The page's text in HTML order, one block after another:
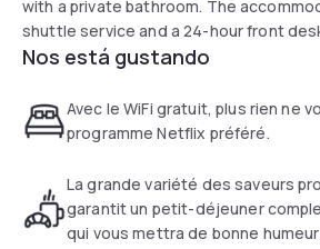
with a private bathroom. The
shuttle service and a 24-hour front
Geneva Airport are fitted with a flat-
hairdryer.
A continental, halal or gluten-free
morning at the property.
Nos está gustando
Avec le WiFi gratuit, plus rien ne
programme Netflix préféré.
La grande variété des saveurs
garantit un petit-déjeuner
qui vous mettra de bonne